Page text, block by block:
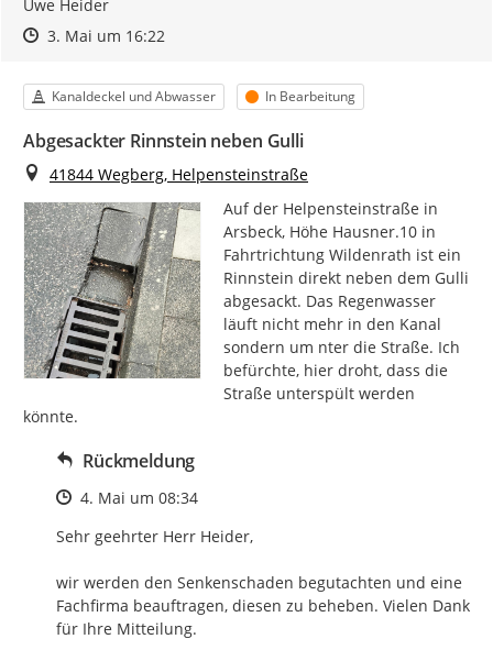
Uwe Heider
Zeitpunkt des Erstellens
Zeitpunkt des Erstellens
3. Mai um 16:22Zur Äußerung
Kategorie
Kanaldeckel und Abwasser Status
In Bearbeitung
Abgesackter Rinnstein neben Gulli
Ort
41844 Wegberg, Helpensteinstraße
Auf der Helpensteinstraße in
Arsbeck, Höhe Hausner.10 in
Fahrtrichtung Wildenrath ist ein
Rinnstein direkt neben dem Gulli
abgesackt. Das Regenwasser
läuft nicht mehr in den Kanal
sondern um nter die Straße. Ich
befürchte, hier droht, dass die
Straße unterspült werden
könnte.
Rückmeldung
Zeitpunkt des Erstellens
4. Mai um 08:34
Sehr geehrter Herr Heider,
wir werden den Senkenschaden begutachten und eine
Fachfirma beauftragen, diesen zu beheben. Vielen Dank
für Ihre Mitteilung.